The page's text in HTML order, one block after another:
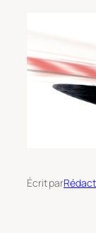
Écrit par